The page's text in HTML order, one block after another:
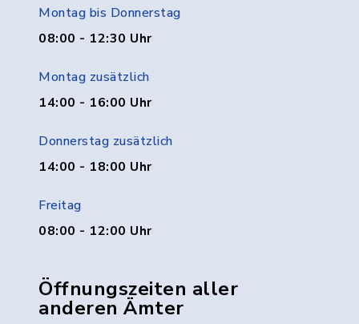
Montag bis Donnerstag
08:00 - 12:30 Uhr
Montag zusätzlich
14:00 - 16:00 Uhr
Donnerstag zusätzlich
14:00 - 18:00 Uhr
Freitag
08:00 - 12:00 Uhr
Öffnungszeiten aller
anderen Ämter